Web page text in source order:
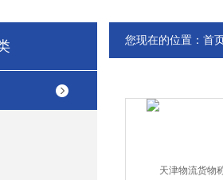
您现在的位置： 首